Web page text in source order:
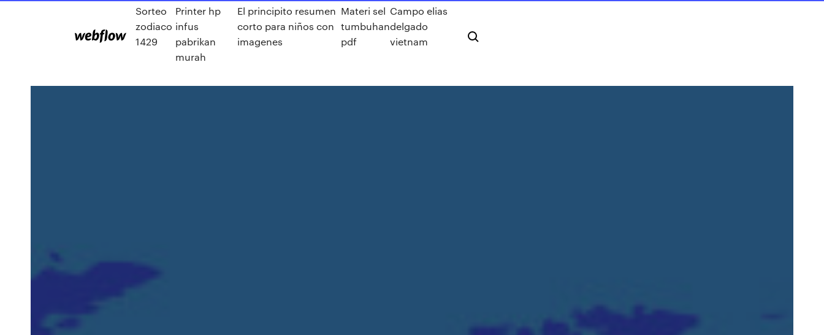
Sorteo
zodiaco
1429
Printer hp
infus
pabrikan
murah
El principito resumen
corto para niños con
imagenes
Materi sel
tumbuhan
pdf
Campo elias
delgado
vietnam